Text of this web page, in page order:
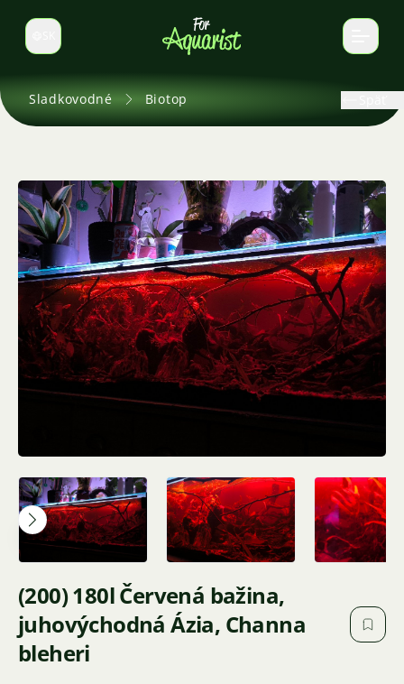
Prepnúť jazyk
Sladkovodné Biotop
(200) 180l Červená bažina,
juhovýchodná Ázia, Channa
bleheri